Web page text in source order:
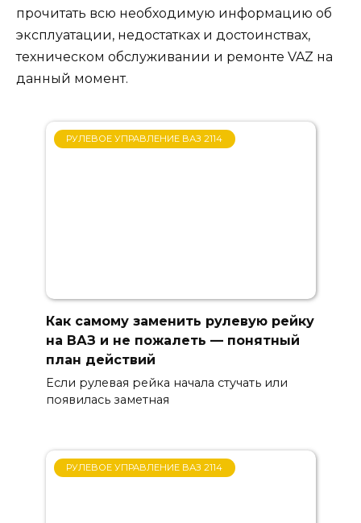
прочитать всю необходимую информацию об
эксплуатации, недостатках и достоинствах,
техническом обслуживании и ремонте VAZ на
данный момент.
РУЛЕВОЕ УПРАВЛЕНИЕ ВАЗ 2114
Как самому заменить рулевую рейку
на ВАЗ и не пожалеть — понятный
план действий
Если рулевая рейка начала стучать или
появилась заметная
РУЛЕВОЕ УПРАВЛЕНИЕ ВАЗ 2114